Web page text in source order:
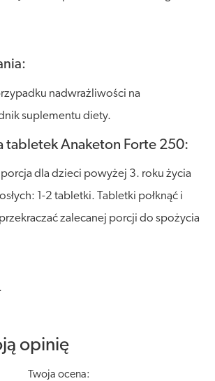
nadwrażliwości na
suplementu diety.
tabletek Anaketon Forte 250:
dla dzieci powyżej 3. roku życia
1-2 tabletki. Tabletki połknąć i
zalecanej porcji do spożycia
opinię
Twoja ocena: